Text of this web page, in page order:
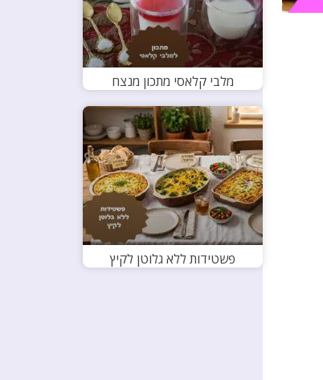
מלבי קלאסי מתכון מנצח
פשטידות ללא גלוטן לקיץ